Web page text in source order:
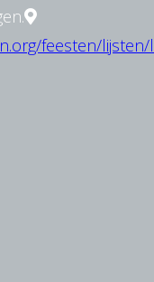
feesten/lijsten/